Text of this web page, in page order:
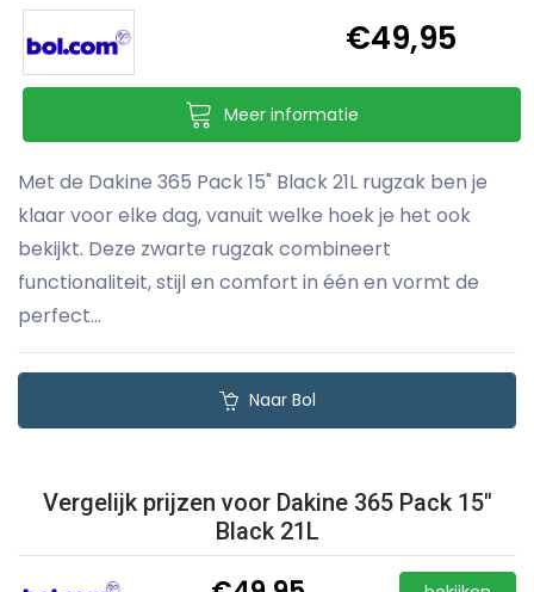
€49,95
Meer informatie
Met de Dakine 365 Pack 15" Black 21L rugzak ben je
klaar voor elke dag, vanuit welke hoek je het ook
bekijkt. Deze zwarte rugzak combineert
functionaliteit, stijl en comfort in één en vormt de
perfect...
Naar Bol
Vergelijk prijzen voor Dakine 365 Pack 15"
Black 21L